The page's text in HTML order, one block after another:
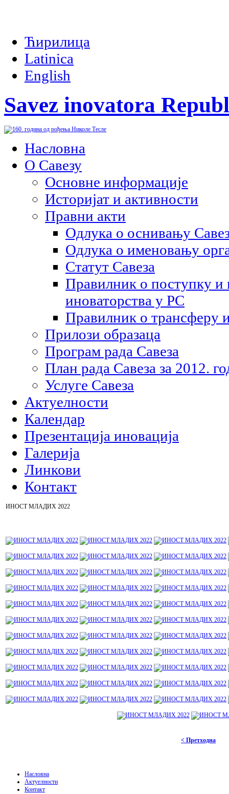
Ћирилица
Latinica
English
Savez inovatora
Насловна
О Савезу
Основне информације
Историјат и активности
Правни акти
Одлука о оснивању
Одлука о именовању
Статут Савеза
Правилник о поступку и
иноваторства у РС
Правилник о трансферу
Прилози образаца
Програм рада Савеза
План рада Савеза за 2012.
Услуге Савеза
Актуелности
Календар
Презентација иновација
Галерија
Линкови
Контакт
ИНОСТ МЛАДИХ 2022
< Претходна
Насловна
Актуелности
Контакт